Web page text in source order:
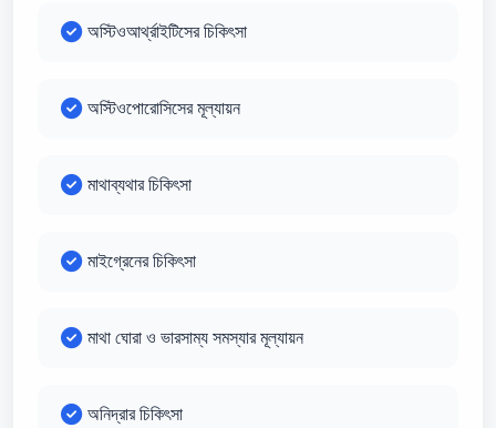
অস্টিওআর্থ্রাইটিসের চিকিৎসা
অস্টিওপোরোসিসের মূল্যায়ন
মাথাব্যথার চিকিৎসা
মাইগ্রেনের চিকিৎসা
মাথা ঘোরা ও ভারসাম্য সমস্যার মূল্যায়ন
অনিদ্রার চিকিৎসা